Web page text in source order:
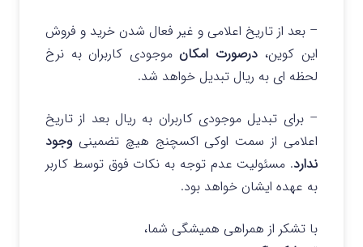
– بعد از تاریخ اعلامی و غیر فعال شدن خرید و فروش
این کوین،درصورت امکانموجودی کاربران به نرخ
لحظه ای به ریال تبدیل خواهد شد.
– برای تبدیل موجودی کاربران به ریال بعد از تاریخ
اعلامی از سمت اوکی اکسچنج هیچ تضمینیوجود
ندارد. مسئولیت عدم توجه به نکات فوق توسط کاربر
به عهده ایشان خواهد بود.
با تشکر از همراهی همیشگی شما،